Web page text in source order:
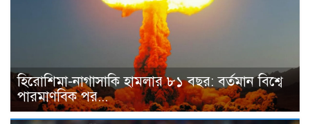
হিরোশিমা-নাগাসাকি হামলার ৮১ বছর: বর্তমান বিশ্বে
পারমাণবিক পর...